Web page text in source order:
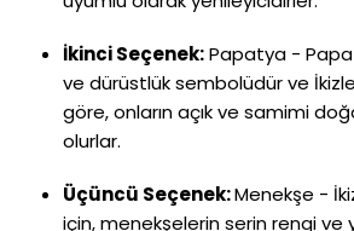
İkinci Seçenek:Papatya -
ve dürüstlük sembolüdür ve
göre, onların açık ve samimi
olurlar.
Üçüncü Seçenek:Menekşe -
için, menekşelerin serin rengi ve